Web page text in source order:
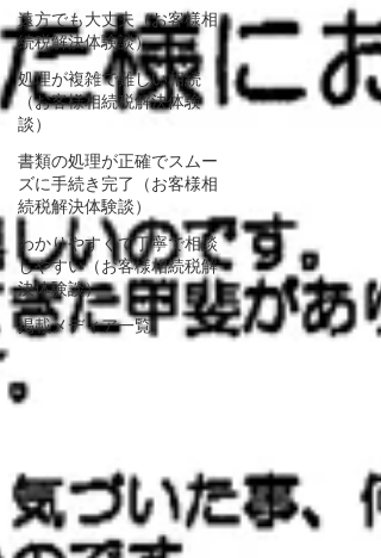
遠方でも大丈夫（お客様相
続税解決体験談）
処理が複雑で難しい相続
（お客様相続税解決体験
談）
書類の処理が正確でスムー
ズに手続き完了（お客様相
続税解決体験談）
わかりやすくて丁寧で相談
しやすい（お客様相続税解
決体験談）
掲載メディア一覧